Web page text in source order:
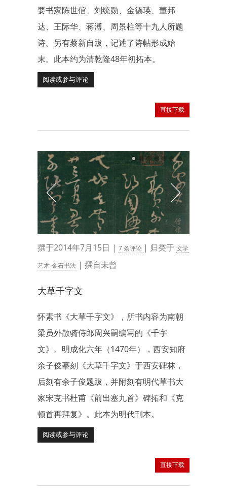
要书家陈世倌、刘统勋、金德瑛、董邦
达、王际华、蒋溥、周景柱等十九人所题
诗。另有蔡新自跋，记述了诗帖形成始
末。此本约为清乾隆48年初拓本。
阅读或参与评论
直接下载
撰于2014年7月15日 | 7 条评论 | 归类于 文学
艺术 金石书法 | 撰自未曾
大草千字文
怀素书《大草千字文》，所书内容为南朝
梁员外散骑侍郎周兴嗣编写的《千字
文》。明成化六年（1470年），西安知府
余子俊摹刻《大草千字文》于西安碑林，
后刻有余子俊题跋，并附刻有明代草书大
家宋克书杜甫《前出塞九首》碑拓和《克
顿首再拜复》。此本为明代刊本。
阅读或参与评论
直接下载